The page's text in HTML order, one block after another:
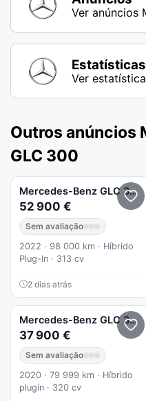
Ver anúncios
Estatísticas
Ver
Outros anúncios
GLC 300
Mercedes-Benz GLC 300
52 900 €
Sem avaliação
2022 · 98 000 km · Híbrido
Plug-In · 313 cv
2 dias atrás
Mercedes-Benz GLC 300
37 900 €
Sem avaliação
2020 · 79 999 km · Híbrido
plugin · 320 cv